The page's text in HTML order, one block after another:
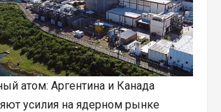
атом: Аргентина и Канада
усилия на ядерном рынке